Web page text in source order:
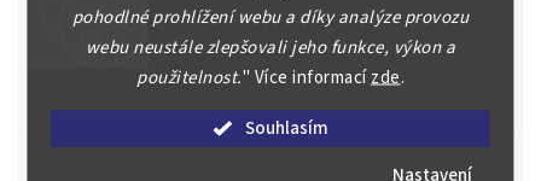
pohodlné prohlížení webu a díky analýze provozu
webu neustále zlepšovali jeho funkce, výkon a
použitelnost." Více informacízde.
Souhlasím
Nastavení
Špičkové služby za nejlepší ceny
Náš kolektiv specialistů a znalců se Vám bude plně věnovat.
Posoudíme kvalitu a pravost Vašeho materiálu, prodáme v naší